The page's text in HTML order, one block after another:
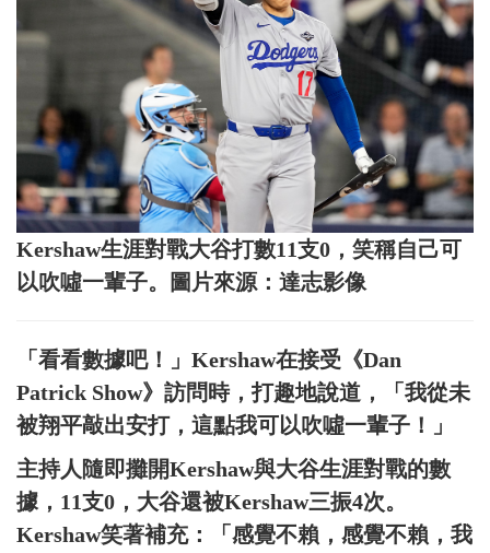
Kershaw生涯對戰大谷打數11支0，笑稱自己可
以吹噓一輩子。圖片來源：達志影像
「看看數據吧！」Kershaw在接受《Dan
Patrick Show》訪問時，打趣地說道，「我從未
被翔平敲出安打，這點我可以吹噓一輩子！」
主持人隨即攤開Kershaw與大谷生涯對戰的數
據，11支0，大谷還被Kershaw三振4次。
Kershaw笑著補充：「感覺不賴，感覺不賴，我